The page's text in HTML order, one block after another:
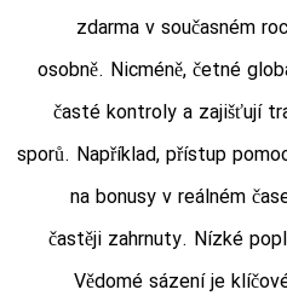
zdarma v současném
osobně. Nicméně, četné
časté kontroly a zajišťují
sporů. Například, přístup
na bonusy v reálném
častěji zahrnuty. Nízké
Vědomé sázení je